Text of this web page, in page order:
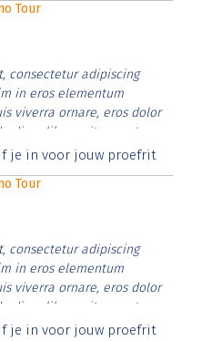
Tour
consectetur adipiscing
in eros elementum
viverra ornare, eros dolor
diam libero vitae erat.
cursus id rutrum lorem
je in voor jouw proefrit
Tour
consectetur adipiscing
in eros elementum
viverra ornare, eros dolor
diam libero vitae erat.
cursus id rutrum lorem
je in voor jouw proefrit